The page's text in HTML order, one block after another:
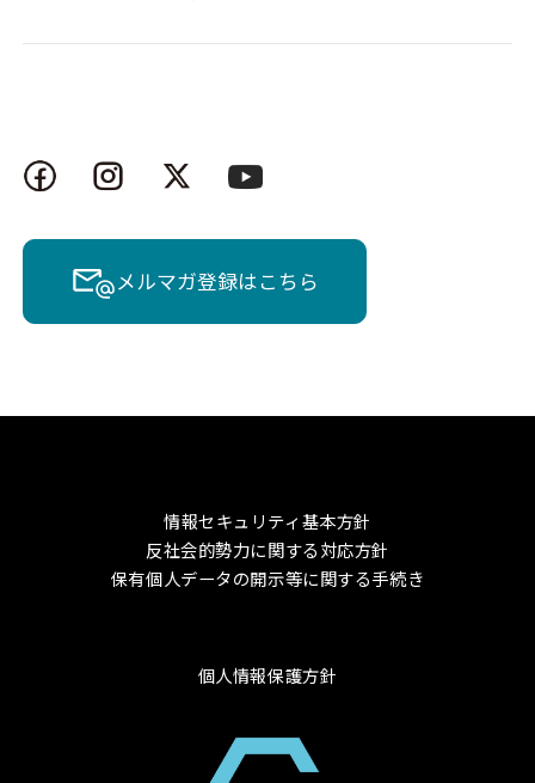
メルマガ登録はこちら
情報セキュリティ基本方針
反社会的勢力に関する対応方針
保有個人データの開示等に関する手続き
個人情報保護方針